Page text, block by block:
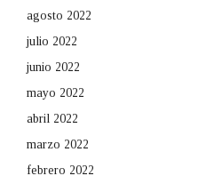
agosto 2022
julio 2022
junio 2022
mayo 2022
abril 2022
marzo 2022
febrero 2022